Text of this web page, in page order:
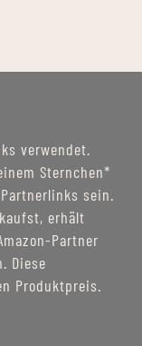
verwendet.
Sternchen*
sein.
erhält
Partner
Diese
Produktpreis.